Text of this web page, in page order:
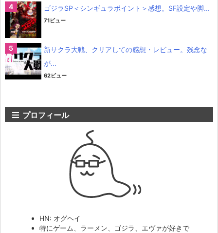
ゴジラSP＜シンギュラポイント＞感想。SF設定や脚...
71ビュー
新サクラ大戦、クリアしての感想・レビュー。残念な
が...
62ビュー
プロフィール
HN: オグヘイ
特にゲーム、ラーメン、ゴジラ、エヴァが好きで